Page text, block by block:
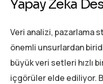
Yapay Zeka
Veri analizi, pazarlama
önemli unsurlardan
büyük veri setleri hızlı
içgörüler elde ediliyor.